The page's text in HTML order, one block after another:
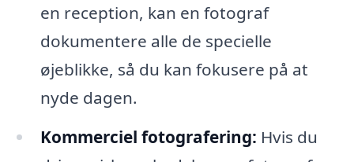
en reception, kan en fotograf
dokumentere alle de specielle
øjeblikke, så du kan fokusere på at
nyde dagen.
Kommerciel fotografering: Hvis du